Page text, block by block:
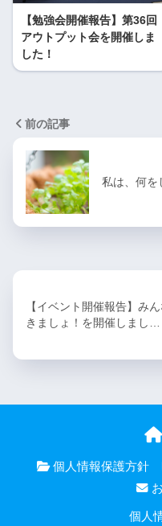
【勉強会開催報告】第36回
アウトプット会を開催しま
した！
前の記事
私は、何を
【イベント開催報告】み
きましょ！を開催しまし…
個人情報保護方針
個人